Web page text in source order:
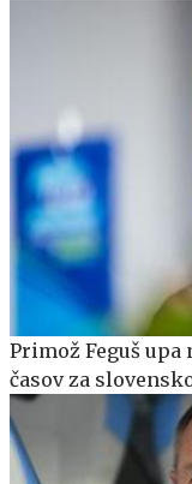
Primož Feguš upa
časov za